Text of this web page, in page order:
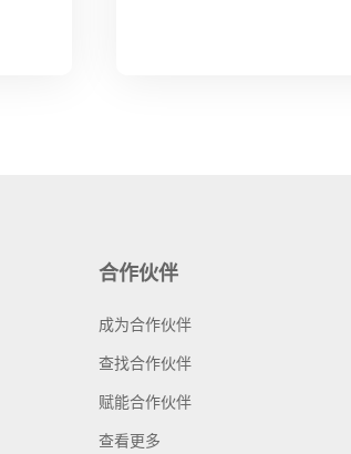
合作伙伴
成为合作伙伴
查找合作伙伴
赋能合作伙伴
查看更多